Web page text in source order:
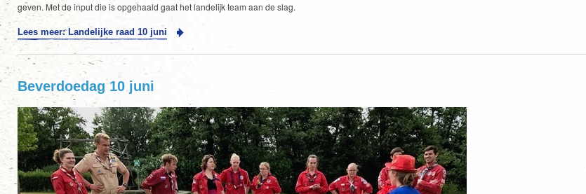
geven. Met de input die is opgehaald gaat het landelijk team aan de slag.
Lees meer: Landelijke raad 10 juni
Beverdoedag 10 juni